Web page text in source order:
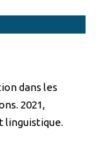
dans les
2021,
linguistique.